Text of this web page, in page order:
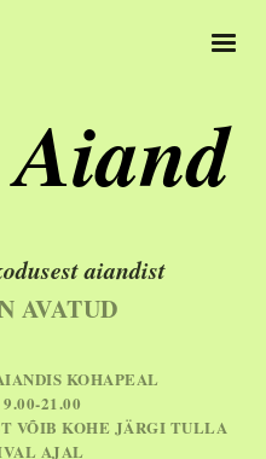
aiandist
AVATUD
KOHAPEAL
21.00
VÕIB KOHE JÄRGI TULLA
AJAL